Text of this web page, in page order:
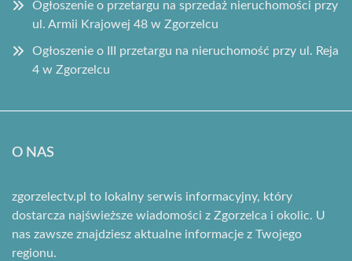
Ogłoszenie o przetargu na sprzedaż nieruchomości przy
ul. Armii Krajowej 48 w Zgorzelcu
Ogłoszenie o III przetargu na nieruchomość przy ul. Reja
4 w Zgorzelcu
O NAS
zgorzelectv.pl to lokalny serwis informacyjny, który
dostarcza najświeższe wiadomości z Zgorzelca i okolic. U
nas zawsze znajdziesz aktualne informacje z Twojego
regionu.